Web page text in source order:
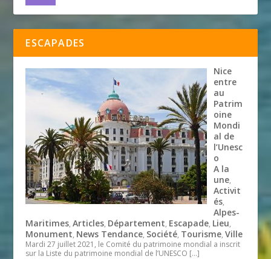
ESCAPADES
Nice
entre
au
Patrim
oine
Mondi
al de
l’Unesc
o
A la
une,
Activit
és,
Alpes-
Maritimes,Articles, Département, Escapade, Lieu,
Monument, News Tendance, Société, Tourisme,Ville
Mardi 27 juillet 2021, le Comité du patrimoine mondial a inscrit
sur la Liste du patrimoine mondial de l’UNESCO […]